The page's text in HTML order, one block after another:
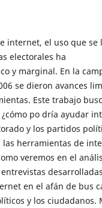
internet, el uso que se
electorales ha
y marginal. En la
se dieron avances
Este trabajo
po dría ayudar
y los partidos
herramientas de
veremos en el
en el afán de bus
y los ciudadanos.